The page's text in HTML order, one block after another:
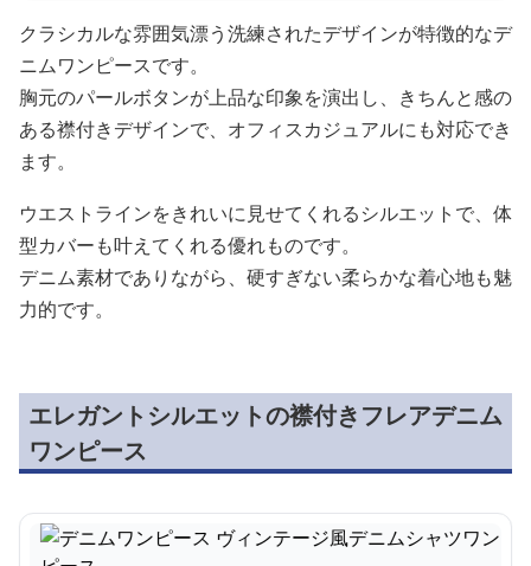
クラシカルな雰囲気漂う洗練されたデザインが特徴的なデ
ニムワンピースです。
胸元のパールボタンが上品な印象を演出し、きちんと感の
ある襟付きデザインで、オフィスカジュアルにも対応でき
ます。
ウエストラインをきれいに見せてくれるシルエットで、体
型カバーも叶えてくれる優れものです。
デニム素材でありながら、硬すぎない柔らかな着心地も魅
力的です。
エレガントシルエットの襟付きフレアデニム
ワンピース